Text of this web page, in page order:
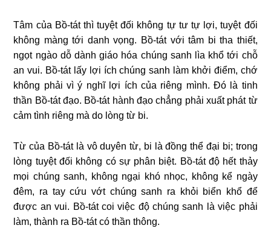
Tâm của Bồ-tát thì tuyệt đối không tự tư tự lợi, tuyệt đối
không màng tới danh vọng. Bồ-tát với tâm bi tha thiết,
ngọt ngào dỗ dành giáo hóa chúng sanh lìa khổ tới chỗ
an vui. Bồ-tát lấy lợi ích chúng sanh làm khởi điểm, chớ
không phải vì ý nghĩ lợi ích của riêng mình. Ðó là tinh
thần Bồ-tát đạo. Bồ-tát hành đạo chẳng phải xuất phát từ
cảm tình riêng mà do lòng từ bi.
Từ của Bồ-tát là vô duyên từ, bi là đồng thể đại bi; trong
lòng tuyệt đối không có sự phân biệt. Bồ-tát độ hết thảy
mọi chúng sanh, không ngại khó nhọc, không kể ngày
đêm, ra tay cứu vớt chúng sanh ra khỏi biển khổ để
được an vui. Bồ-tát coi việc độ chúng sanh là việc phải
làm, thành ra Bồ-tát có thần thông.